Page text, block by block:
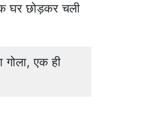
घर छोड़कर चली
एक ही